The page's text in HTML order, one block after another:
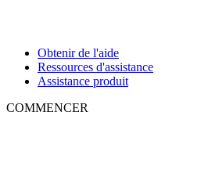
Obtenir de l'aide
Ressources d'assistance
Assistance produit
COMMENCER